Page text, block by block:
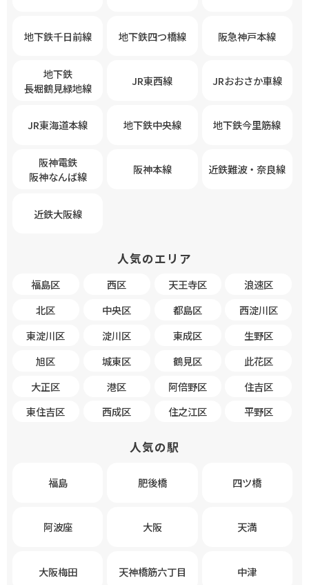
地下鉄千日前線 地下鉄四つ橋線 阪急神戸本線
地下鉄
長堀鶴見緑地線
JR東西線 JRおおさか車線
JR東海道本線 地下鉄中央線 地下鉄今里筋線
阪神電鉄
阪神なんば線
阪神本線 近鉄難波・奈良線
近鉄大阪線
人気のエリア
福島区 西区 天王寺区
浪速区
北区
中央区 都島区
西淀川区
東淀川区
淀川区 東成区
生野区
旭区
城東区 鶴見区
此花区
大正区
港区 阿倍野区
住吉区
東住吉区
西成区 住之江区 平野区
人気の駅
福島 肥後橋 四ツ橋
阿波座 大阪 天満
大阪梅田 天神橋筋六丁目 中津